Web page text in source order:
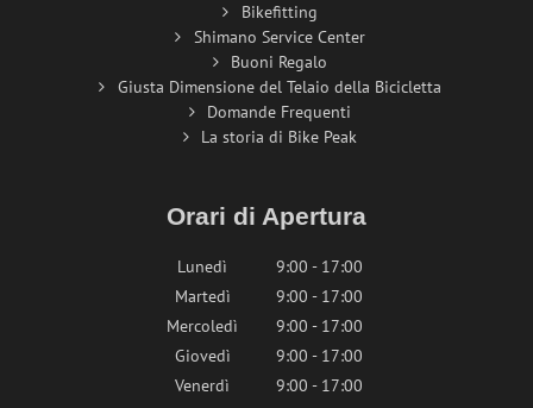
Bikefitting
Shimano Service Center
Buoni Regalo
Giusta Dimensione del Telaio della Bicicletta
Domande Frequenti
La storia di Bike Peak
Orari di Apertura
Lunedì
9:00 - 17:00
Martedì
9:00 - 17:00
Mercoledì
9:00 - 17:00
Giovedì
9:00 - 17:00
Venerdì
9:00 - 17:00